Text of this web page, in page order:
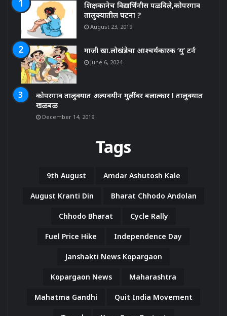
शिक्षकानेच विद्यार्थिनीस पळविले,कोपरगाव
तालुक्यातील घटना ?
August 23, 2019
माजी खा.लोखंडेचा आश्चर्यकारक ‘यु’ टर्न
June 6, 2024
कोपरगाव तालुक्यात अल्पवयीन मुलींवर बलात्कार ! तालुक्यात
खळबळ
December 14, 2019
Tags
9th August Amdar Ashutosh Kale
August Kranti Din Bharat Chhodo Andolan
Chhodo Bharat Cycle Rally
Fuel Price Hike Independence Day
Janshakti News Kopargaon
Kopargaon News Maharashtra
Mahatma Gandhi Quit India Movement